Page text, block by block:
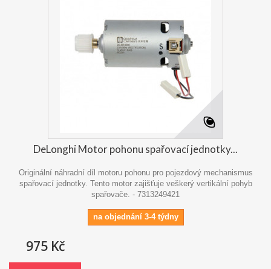
DeLonghi Motor pohonu spařovací jednotky...
Originální náhradní díl motoru pohonu pro pojezdový mechanismus
spařovací jednotky. Tento motor zajišťuje veškerý vertikální pohyb
spařovače. - 7313249421
na objednání 3-4 týdny
975 Kč